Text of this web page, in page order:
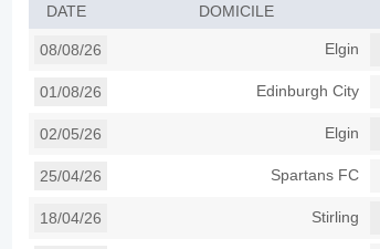
DATE
DOMICILE
08/08/26 Elgin
01/08/26 Edinburgh City
02/05/26 Elgin
25/04/26 Spartans FC
18/04/26 Stirling